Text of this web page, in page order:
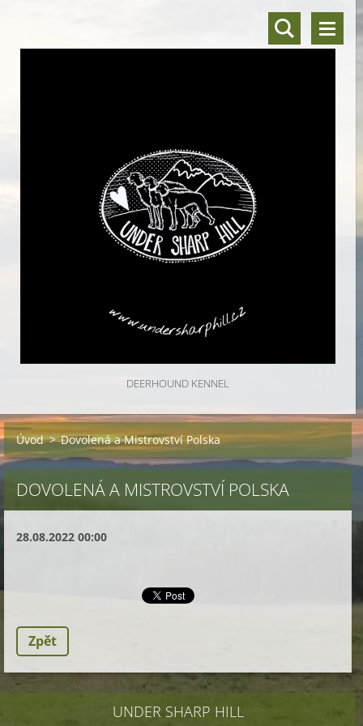
DEERHOUND KENNEL
Úvod > Dovolená a Mistrovství Polska
DOVOLENÁ A MISTROVSTVÍ POLSKA
28.08.2022 00:00
Zpět
UNDER SHARP HILL